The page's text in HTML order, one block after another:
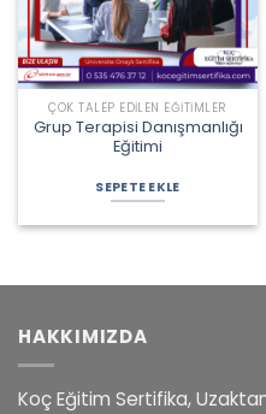
ÇOK TALEP EDILEN EĞITIMLER
Grup Terapisi Danışmanlığı
Eğitimi
fiyat:
3.300,00 ₺.
andaki
fiyat:
2.325,00 ₺.
SEPETE EKLE
HAKKIMIZDA
Koç Eğitim Sertifika,